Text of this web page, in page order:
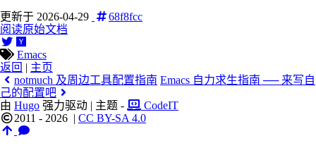
更新于 2026-04-29
68f8fcc
阅读原始文档
Emacs
返回 | 主页
notmuch 及周边工具配置指南 Emacs 自力求生指南 ── 来写自
己的配置吧
由 Hugo 强力驱动 | 主题 -
CodeIT
2011 - 2026 | CC BY-SA 4.0